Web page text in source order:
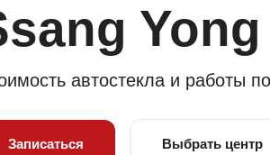
автостекла и работы
Записаться Выбрать центр